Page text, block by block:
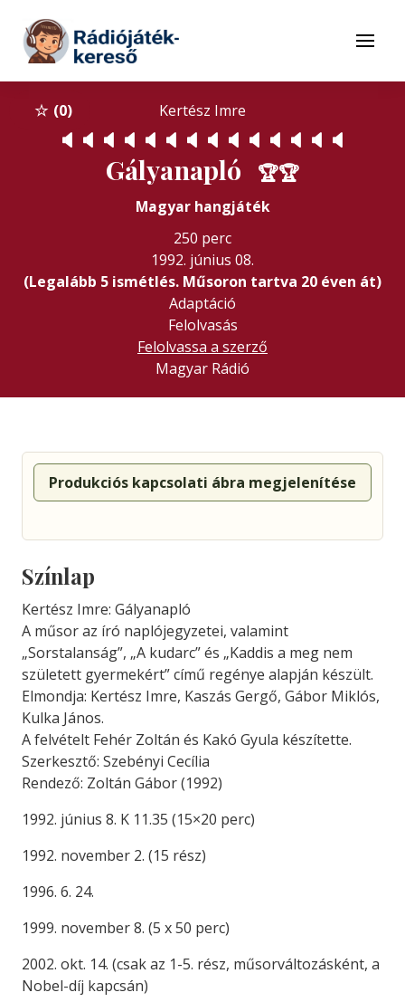
Tovább a tartalomhoz
Menü
0 Kertész Imre
🔈 🔈 🔈 🔈 🔈 🔈 🔈 🔈 🔈 🔈 🔈 🔈 🔈 🔈
Gályanapló 🏆🏆
Magyar hangjáték
250 perc
1992. június 08.
(Legalább 5 ismétlés. Műsoron tartva 20 éven át)
Adaptáció
Felolvasás
Felolvassa a szerző
Magyar Rádió
Produkciós kapcsolati ábra megjelenítése
Színlap
Kertész Imre: Gályanapló
A műsor az író naplójegyzetei, valamint
„Sorstalanság”, „A kudarc” és „Kaddis a meg nem
született gyermekért” című regénye alapján készült.
Elmondja: Kertész Imre, Kaszás Gergő, Gábor Miklós,
Kulka János.
A felvételt Fehér Zoltán és Kakó Gyula készítette.
Szerkesztő: Szebényi Cecília
Rendező: Zoltán Gábor (1992)
1992. június 8. K 11.35 (15×20 perc)
1992. november 2. (15 rész)
1996. 6. 24.
1999. november 8. (5 x 50 perc)
2002. okt. 14. (csak az 1-5. rész, műsorváltozásként, a
Nobel-díj kapcsán)